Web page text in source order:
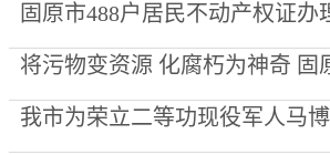
固原市488户居民不动产权证办
我市为荣立二等功现役军人马